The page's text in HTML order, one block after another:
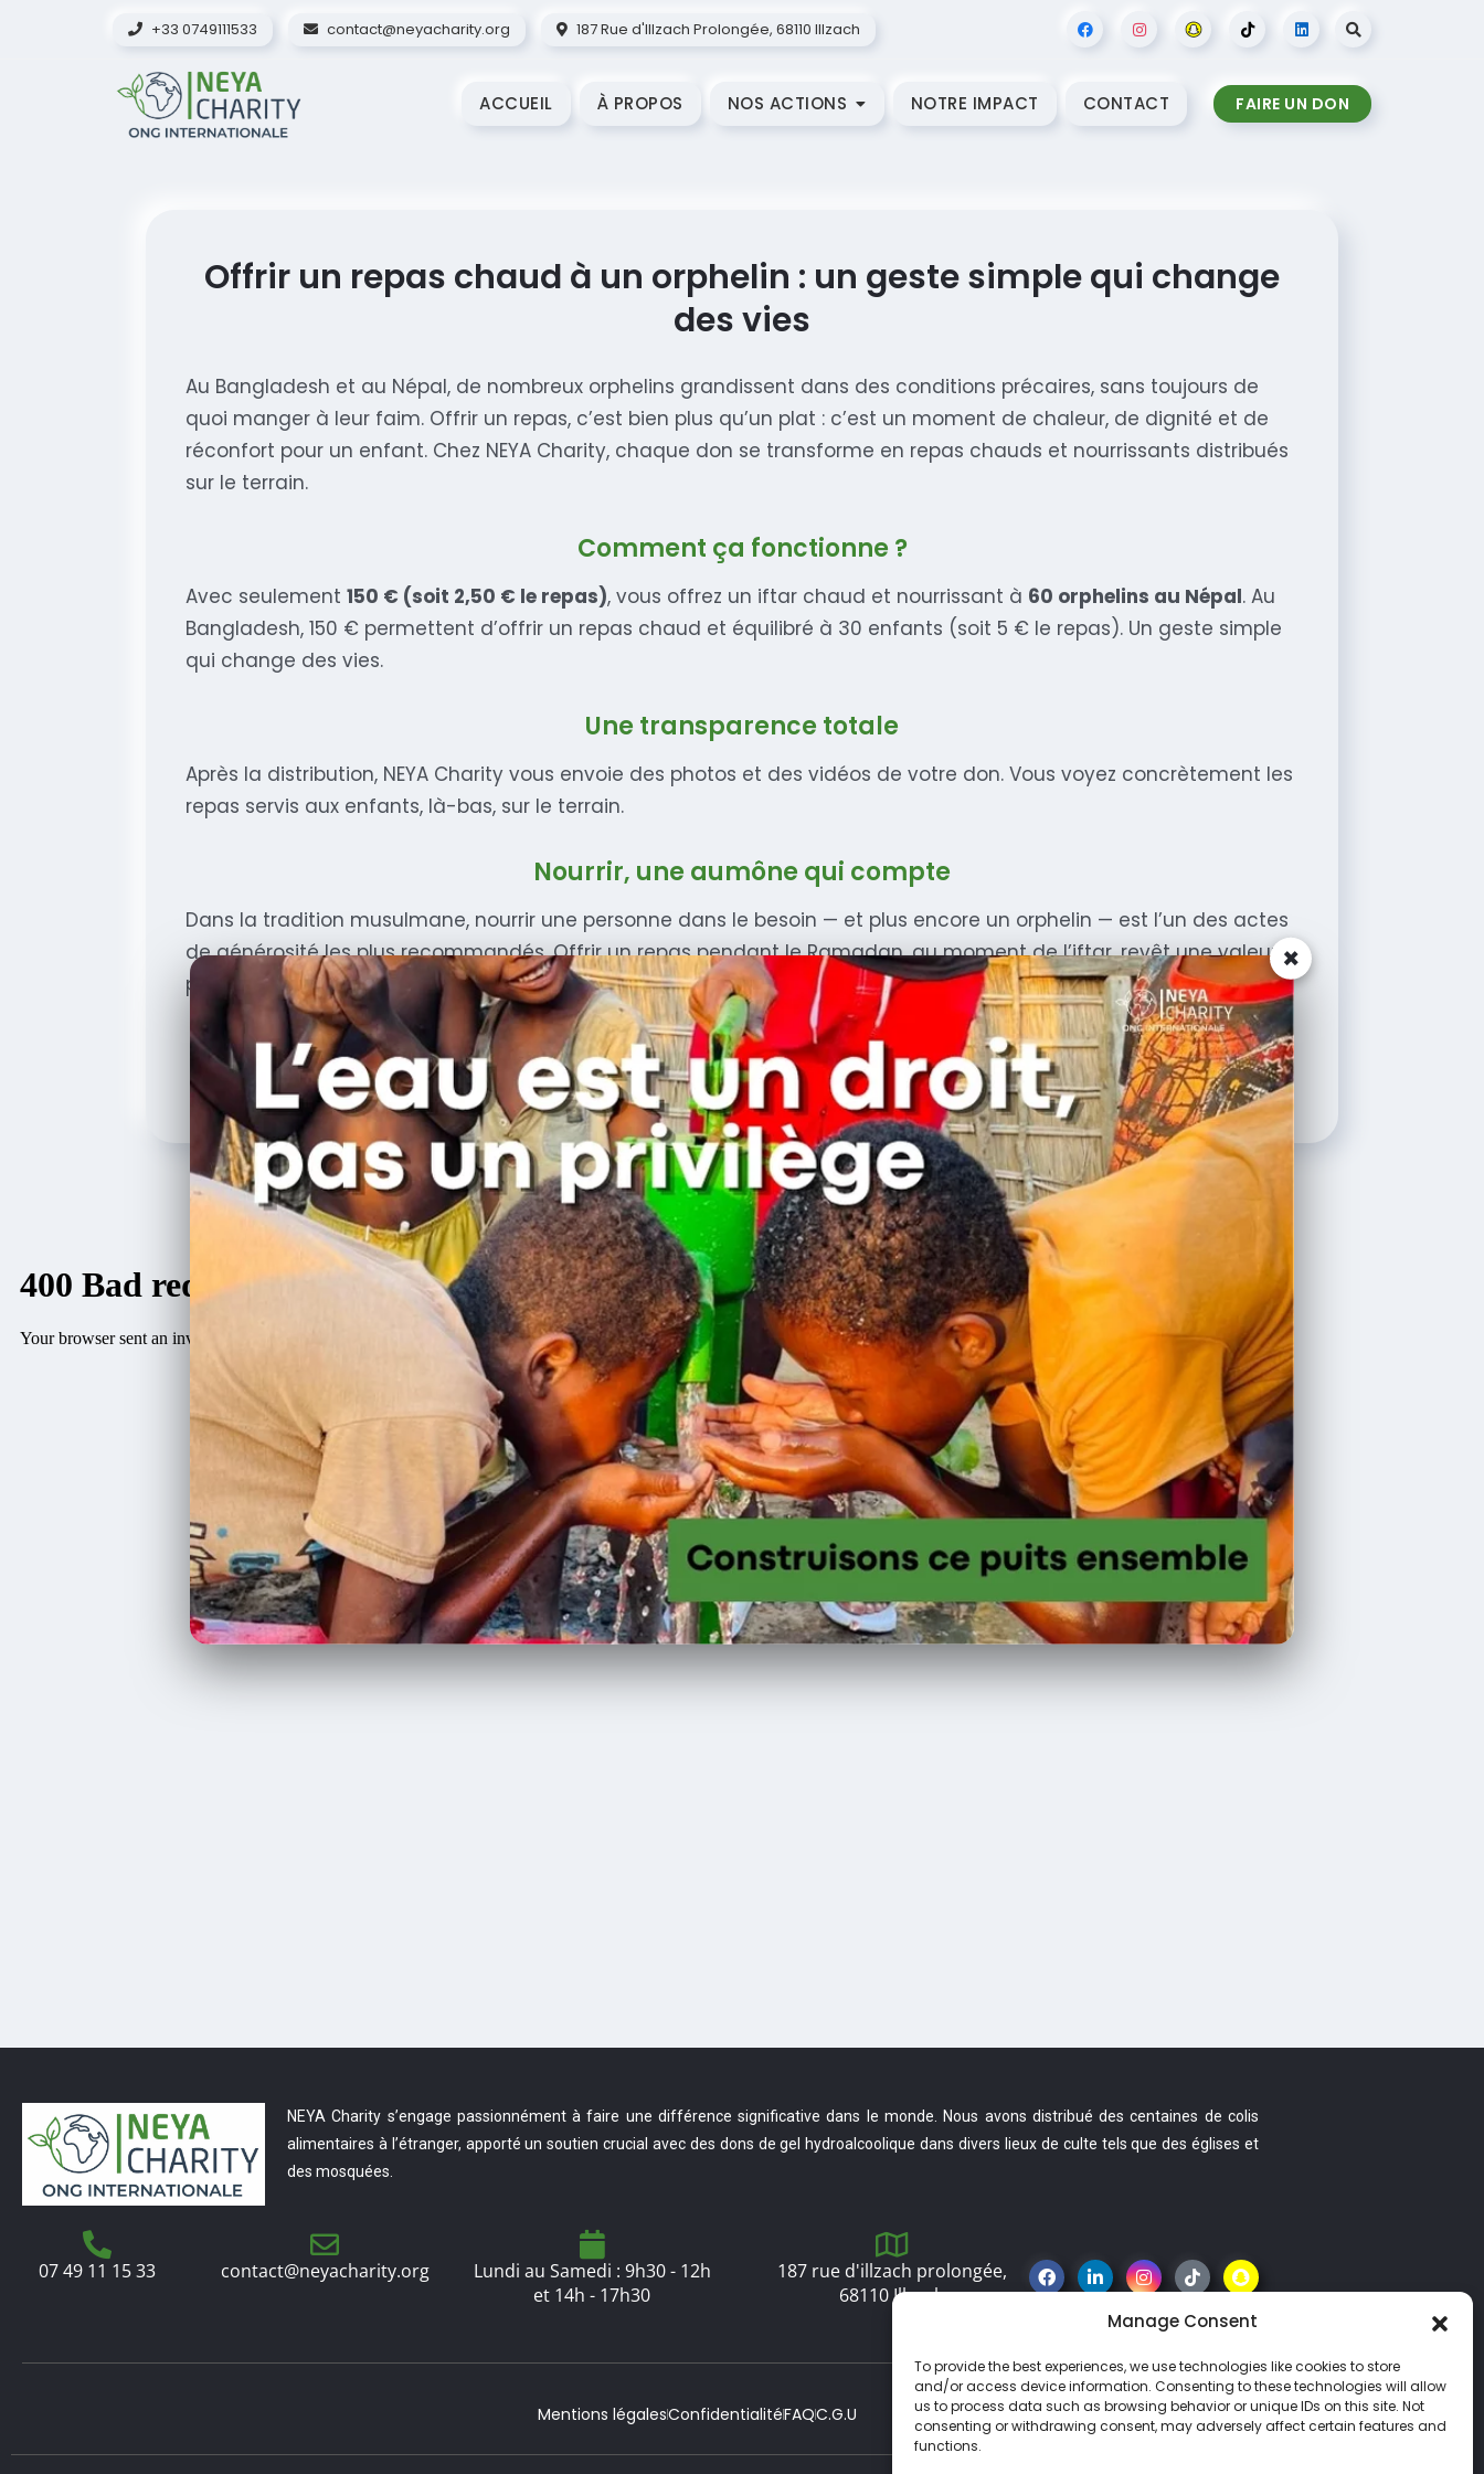
Manage Consent
To provide the best experiences, we use technologies like cookies to store
and/or access device information. Consenting to these technologies will allow
us to process data such as browsing behavior or unique IDs on this site. Not
consenting or withdrawing consent, may adversely affect certain features and
functions.
+33 0749111533 contact@neyacharity.org 187 Rue d'Illzach Prolongée, 68110 Illzach
ACCUEIL À PROPOS NOS ACTIONS NOTRE IMPACT CONTACT FAIRE UN DON
Offrir un repas chaud à un orphelin : un geste simple qui change
des vies
Au Bangladesh et au Népal, de nombreux orphelins grandissent dans des conditions précaires, sans toujours de
quoi manger à leur faim. Offrir un repas, c’est bien plus qu’un plat : c’est un moment de chaleur, de dignité et de
réconfort pour un enfant. Chez NEYA Charity, chaque don se transforme en repas chauds et nourrissants distribués
sur le terrain.
Comment ça fonctionne ?
Avec seulement 150 € (soit 2,50 € le repas), vous offrez un iftar chaud et nourrissant à 60 orphelins au Népal. Au
Bangladesh, 150 € permettent d’offrir un repas chaud et équilibré à 30 enfants (soit 5 € le repas). Un geste simple
qui change des vies.
Une transparence totale
Après la distribution, NEYA Charity vous envoie des photos et des vidéos de votre don. Vous voyez concrètement les
repas servis aux enfants, là-bas, sur le terrain.
Nourrir, une aumône qui compte
Dans la tradition musulmane, nourrir une personne dans le besoin — et plus encore un orphelin — est l’un des actes
de générosité les plus recommandés. Offrir un repas pendant le Ramadan, au moment de l’iftar, revêt une valeur
particulière : vous partagez la rupture du jeûne avec ceux qui en ont le plus besoin.
Offrir des repas
NEYA Charity s’engage passionnément à faire une différence significative dans le monde. Nous avons distribué des centaines de colis
alimentaires à l’étranger, apporté un soutien crucial avec des dons de gel hydroalcoolique dans divers lieux de culte tels que des églises et
des mosquées.
07 49 11 15 33 contact@neyacharity.org
Lundi au Samedi : 9h30 - 12h
et 14h - 17h30
187 rue d'illzach prolongée,
68110 Illzach
Mentions légalesConfidentialitéFAQC.G.U
×